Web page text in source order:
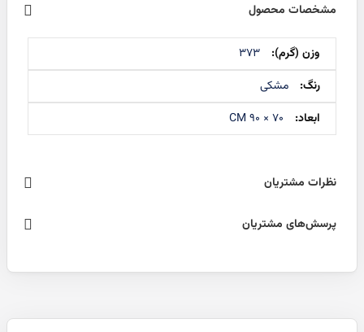
مشخصات محصول
اطلاعات
بیشتر
مشکی
نظرات مشتریان
پرسش‌های مشتریان